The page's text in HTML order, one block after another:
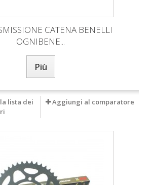
CATENA BENELLI
OGNIBENE...
Più
lista dei
Aggiungi al comparatore